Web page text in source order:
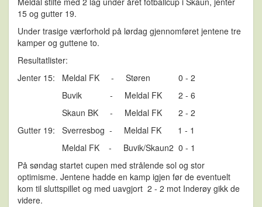
15 og gutter 19.
Under trasige værforhold på lørdag gjennomføret jentene tre
kamper og guttene to.
Resultatlister:
Jenter 15: Meldal FK - Støren 0 - 2
Buvik - Meldal FK 2 - 6
Skaun BK - Meldal FK 2 - 2
Gutter 19: Sverresbog - Meldal FK 1 - 1
Meldal FK - Buvik/Skaun2 0 - 1
På søndag startet cupen med strålende sol og stor
optimisme. Jentene hadde en kamp igjen før de eventuelt
kom til sluttspillet og med uavgjort 2 - 2 mot Inderøy gikk de
videre.